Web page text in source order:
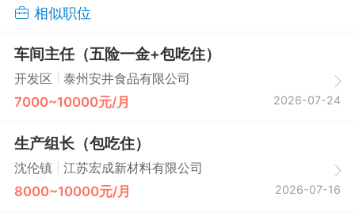
相似职位
车间主任（五险一金+包吃住）
开发区 泰州安井食品有限公司
7000~10000元/月 2026-07-24
生产组长（包吃住）
沈伦镇 江苏宏成新材料有限公司
8000~10000元/月 2026-07-16